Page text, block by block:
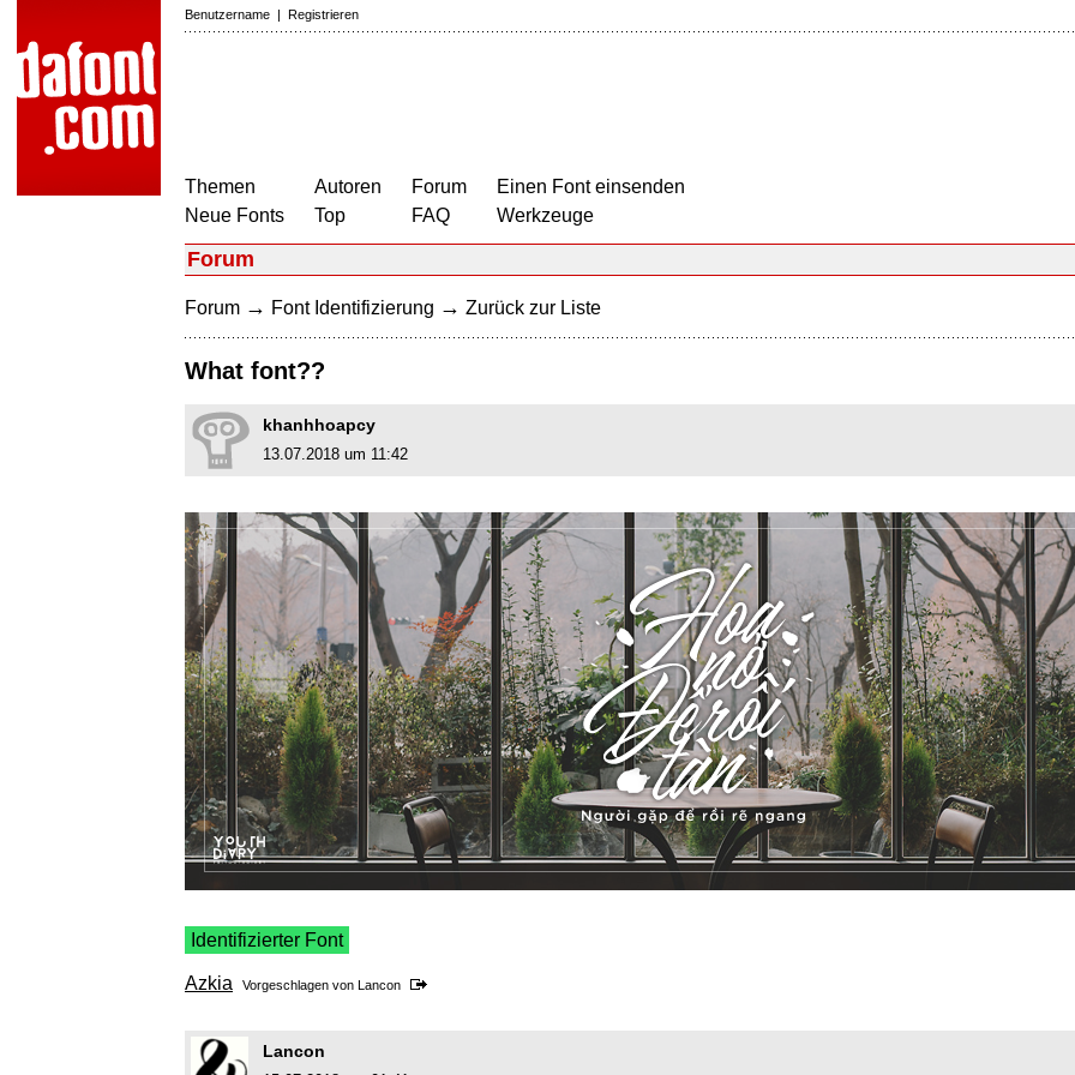
Benutzername | Registrieren
Themen
Neue Fonts
Autoren
Top
Forum
FAQ
Einen Font einsenden
Werkzeuge
Forum
Forum → Font Identifizierung → Zurück zur Liste
What font??
khanhhoapcy
13.07.2018 um 11:42
Identifizierter Font
Azkia Vorgeschlagen von Lancon
Lancon